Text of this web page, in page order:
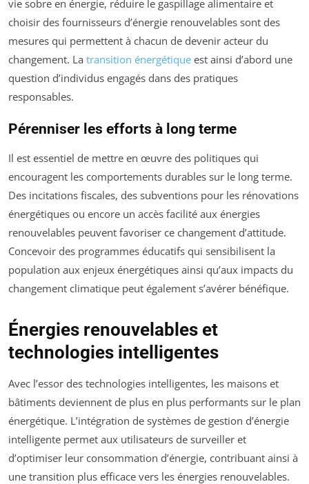
vie sobre en énergie, réduire le gaspillage alimentaire et
choisir des fournisseurs d’énergie renouvelables sont des
mesures qui permettent à chacun de devenir acteur du
changement. La transition énergétique est ainsi d’abord une
question d’individus engagés dans des pratiques
responsables.
Pérenniser les efforts à long terme
Il est essentiel de mettre en œuvre des politiques qui
encouragent les comportements durables sur le long terme.
Des incitations fiscales, des subventions pour les rénovations
énergétiques ou encore un accès facilité aux énergies
renouvelables peuvent favoriser ce changement d’attitude.
Concevoir des programmes éducatifs qui sensibilisent la
population aux enjeux énergétiques ainsi qu’aux impacts du
changement climatique peut également s’avérer bénéfique.
Énergies renouvelables et
technologies intelligentes
Avec l’essor des technologies intelligentes, les maisons et
bâtiments deviennent de plus en plus performants sur le plan
énergétique. L’intégration de systèmes de gestion d’énergie
intelligente permet aux utilisateurs de surveiller et
d’optimiser leur consommation d’énergie, contribuant ainsi à
une transition plus efficace vers les énergies renouvelables.